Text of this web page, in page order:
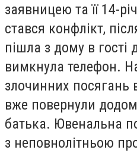
заявницею та її 14-
стався конфлікт,
пішла з дому в гості
вимкнула телефон.
злочинних посягань
вже повернули
батька. Ювенальна
з неповнолітньою